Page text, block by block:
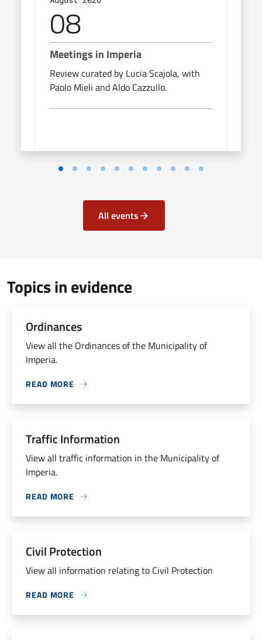
08
Meetings in Imperia
Review curated by Lucia Scajola, with
Paolo Mieli and Aldo Cazzullo.
All events
Topics in evidence
Ordinances
View all the Ordinances of the Municipality of
Imperia.
READ MORE
Traffic Information
View all traffic information in the Municipality of
Imperia.
READ MORE
Civil Protection
View all information relating to Civil Protection
READ MORE